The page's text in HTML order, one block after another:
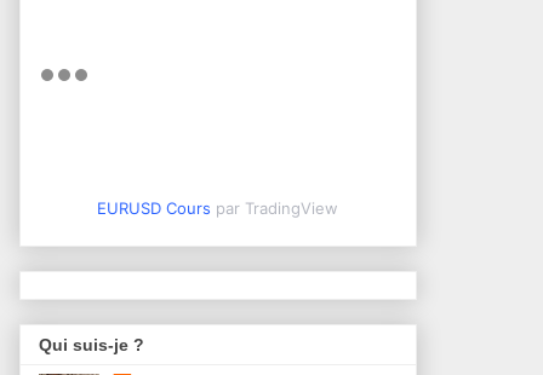
EURUSD Cours par TradingView
Qui suis-je ?